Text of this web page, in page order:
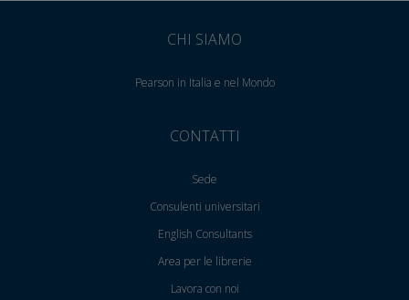
CHI SIAMO
Pearson in Italia e nel Mondo
CONTATTI
Sede
Consulenti universitari
English Consultants
Area per le librerie
Lavora con noi